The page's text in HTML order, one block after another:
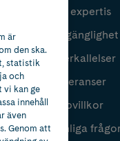
Vår expertis
Tillgänglighet
Återkallelser
Leveranser
Köpvillkor
Vanliga
är
den ska.
statistik
och
vi kan ge
innehåll
även
Genom att